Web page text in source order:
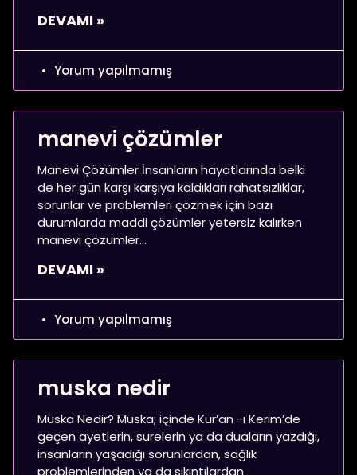
DEVAMI »
Yorum yapılmamış
manevi çözümler
Manevi Çözümler İnsanların hayatlarında belki
de her gün karşı karşıya kaldıkları rahatsızlıklar,
sorunlar ve problemleri çözmek için bazı
durumlarda maddi çözümler yetersiz kalırken
manevi çözümler
DEVAMI »
Yorum yapılmamış
muska nedir
Muska Nedir? Muska; içinde Kur’an -ı Kerim’de
geçen ayetlerin, surelerin ya da duaların yazdığı,
insanların yaşadığı sorunlardan, sağlık
problemlerinden ya da sıkıntılardan